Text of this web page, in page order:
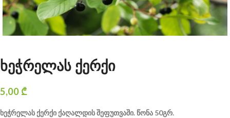
ხეჭრელას ქერქი
5,00 ₾
ხეჭრელას ქერქი ქაღალდის შეფუთვაში. წონა 50გრ.